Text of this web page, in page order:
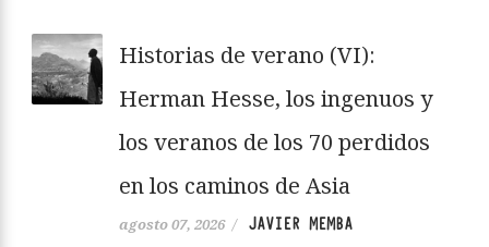
Historias de verano (VI):
Herman Hesse, los ingenuos y
los veranos de los 70 perdidos
en los caminos de Asia
agosto 07, 2026 / JAVIER MEMBA